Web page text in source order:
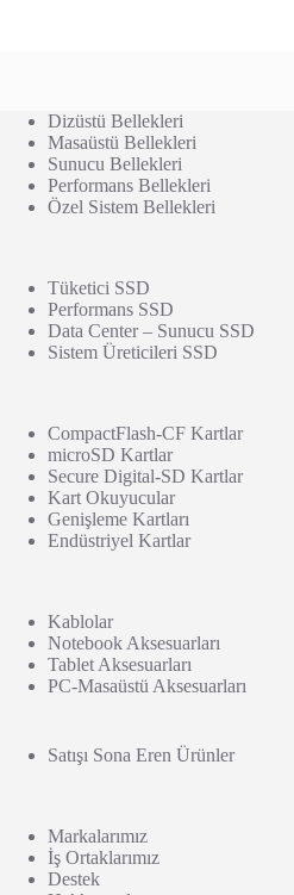
Dizüstü Bellekleri
Masaüstü Bellekleri
Sunucu Bellekleri
Performans Bellekleri
Özel Sistem Bellekleri
Tüketici SSD
Performans SSD
Data Center – Sunucu SSD
Sistem Üreticileri SSD
CompactFlash-CF Kartlar
microSD Kartlar
Secure Digital-SD Kartlar
Kart Okuyucular
Genişleme Kartları
Endüstriyel Kartlar
Kablolar
Notebook Aksesuarları
Tablet Aksesuarları
PC-Masaüstü Aksesuarları
Satışı Sona Eren Ürünler
Markalarımız
İş Ortaklarımız
Destek